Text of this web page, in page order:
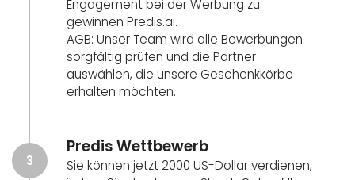
Engagement bei der Werbung zu
gewinnen Predis.ai.
AGB: Unser Team wird alle Bewerbungen
sorgfältig prüfen und die Partner
auswählen, die unsere Geschenkkörbe
erhalten möchten.
3
Predis Wettbewerb
Sie können jetzt 2000 US-Dollar verdienen,